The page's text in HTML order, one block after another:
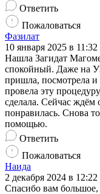
Ответить
Пожаловаться
Фазилат
10 января 2025 в 11:32
Нашла Загидат
спокойный. Даже на
пришла, посмотрела и
провела эту
сделала. Сейчас ждём
понравилась. Снова
помощью.
Ответить
Пожаловаться
Наида
2 декабря 2024 в 12:22
Спасибо вам большое,